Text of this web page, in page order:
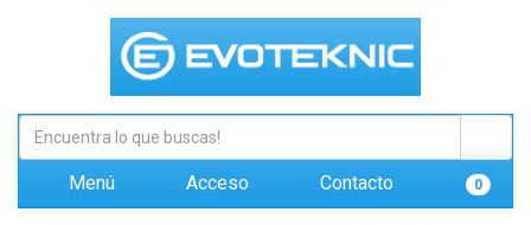
Menú Acceso Contacto 0